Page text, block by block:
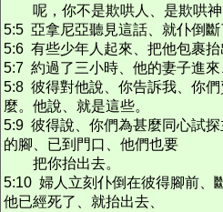
呢，你不是欺哄人、是欺哄神
5:5 亞拿尼亞聽見這話、就仆倒
5:6 有些少年人起來、把他包裹
5:7 約過了三小時、他的妻子進
5:8 彼得對他說、你告訴我、你
麼。他說、就是這些。
5:9 彼得說、你們為甚麼同心試
的腳、已到門口、他們也要
把你抬出去。
5:10 婦人立刻仆倒在彼得腳前、
他已經死了、就抬出去、